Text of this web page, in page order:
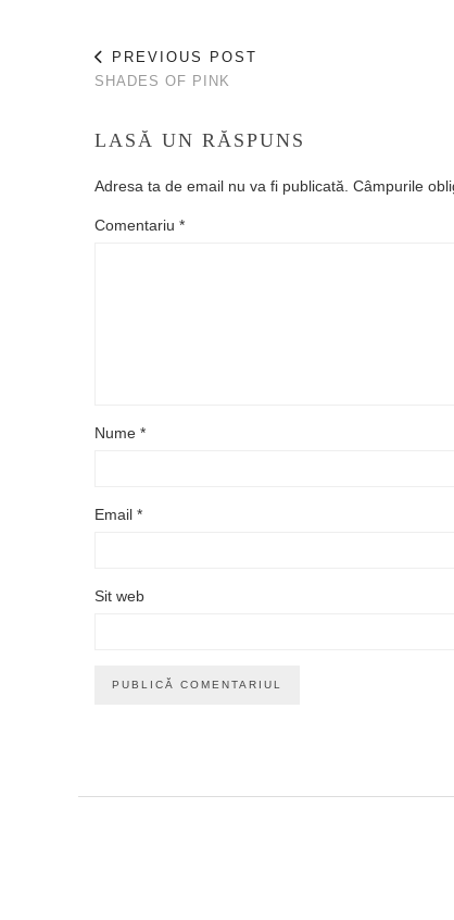
PREVIOUS POST
SHADES OF PINK
LASĂ UN RĂSPUNS
Adresa ta de email nu va fi publicată. Câmpurile
Comentariu *
Nume *
Email *
Sit web